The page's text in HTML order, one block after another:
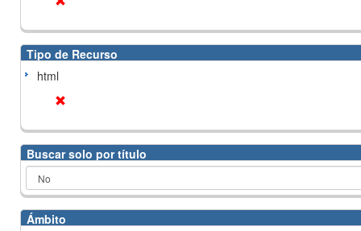
Tipo de Recurso
html
Buscar solo por título
Ámbito